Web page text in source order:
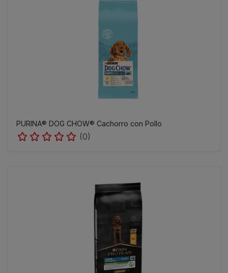
PURINA® DOG CHOW® Cachorro con Pollo
(0)